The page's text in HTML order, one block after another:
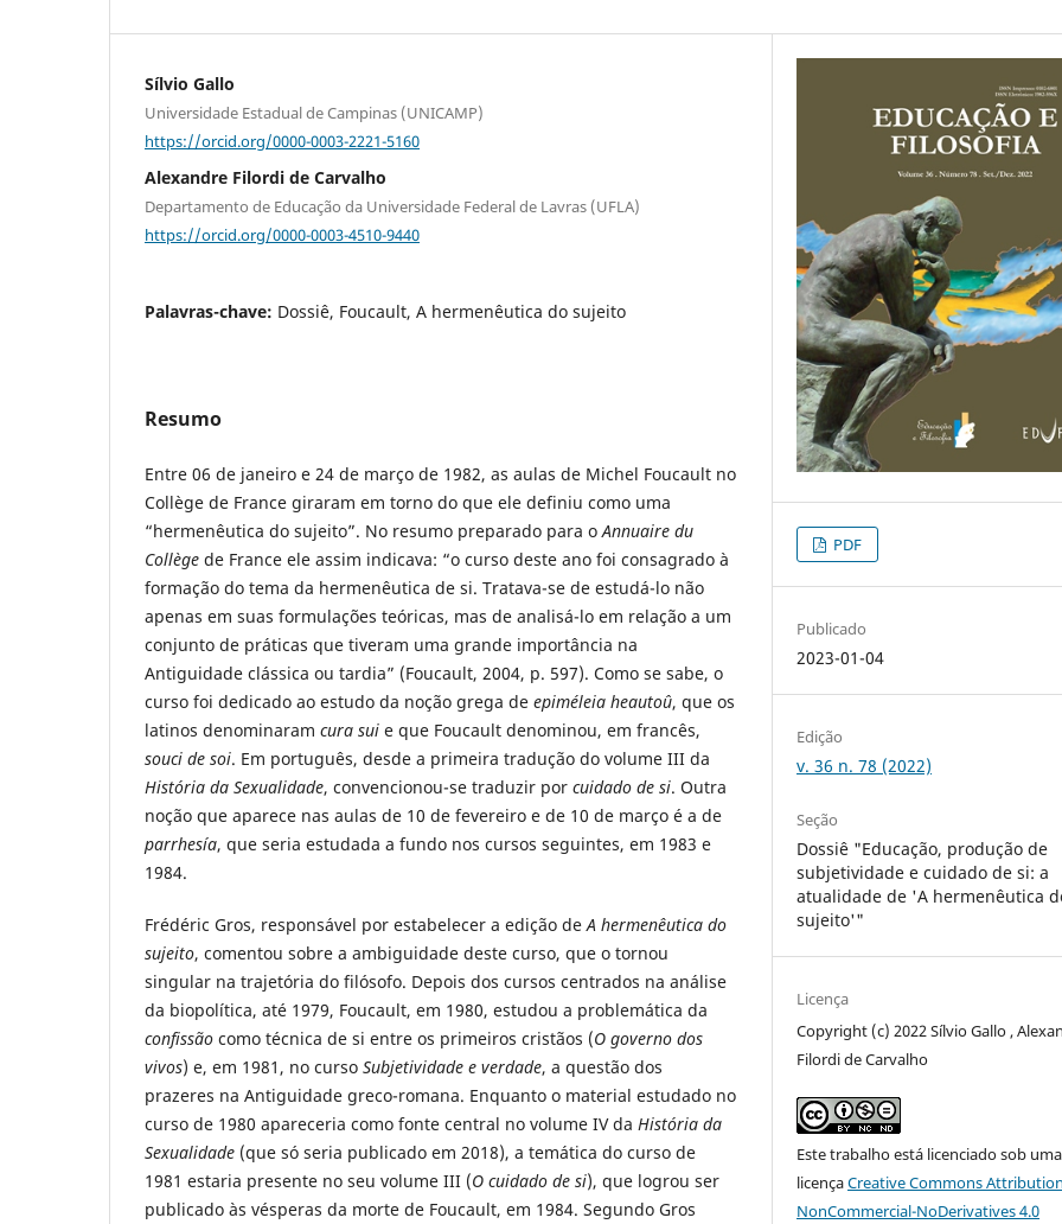
Sílvio Gallo
Universidade Estadual de Campinas (UNICAMP)
https://orcid.org/0000-0003-2221-5160
Alexandre Filordi de Carvalho
Departamento de Educação da Universidade Federal de Lavras (UFLA)
https://orcid.org/0000-0003-4510-9440
Palavras-chave: Dossiê, Foucault, A hermenêutica do sujeito
Resumo
Entre 06 de janeiro e 24 de março de 1982, as aulas de Michel Foucault no
Collège de France giraram em torno do que ele definiu como uma
“hermenêutica do sujeito”. No resumo preparado para oAnnuaire du
Collège de France ele assim indicava: “o curso deste ano foi consagrado à
formação do tema da hermenêutica de si. Tratava-se de estudá-lo não
apenas em suas formulações teóricas, mas de analisá-lo em relação a um
conjunto de práticas que tiveram uma grande importância na
Antiguidade clássica ou tardia” (Foucault, 2004, p. 597). Como se sabe, o
curso foi dedicado ao estudo da noção grega de epiméleia heautoû, que os
latinos denominaram cura sui e que Foucault denominou, em francês,
souci de soi. Em português, desde a primeira tradução do volume III da
História da Sexualidade, convencionou-se traduzir por cuidado de si. Outra
noção que aparece nas aulas de 10 de fevereiro e de 10 de março é a de
parrhesía, que seria estudada a fundo nos cursos seguintes, em 1983 e
1984.
Frédéric Gros, responsável por estabelecer a edição deA hermenêutica do
sujeito, comentou sobre a ambiguidade deste curso, que o tornou
singular na trajetória do filósofo. Depois dos cursos centrados na análise
da biopolítica, até 1979, Foucault, em 1980, estudou a problemática da
confissão como técnica de si entre os primeiros cristãos (O governo dos
vivos) e, em 1981, no curso Subjetividade e verdade, a questão dos
prazeres na Antiguidade greco-romana. Enquanto o material estudado no
curso de 1980 apareceria como fonte central no volume IV da História da
Sexualidade (que só seria publicado em 2018), a temática do curso de
1981 estaria presente no seu volume III (O cuidado de si), que logrou ser
publicado às vésperas da morte de Foucault, em 1984. Segundo Gros
PDF
Publicado
2023-01-04
Edição
v. 36 n. 78 (2022)
Seção
Dossiê "Educação, produção de
subjetividade e cuidado de si: a
atualidade de 'A hermenêutica
sujeito'"
Licença
Copyright (c) 2022 Sílvio Gallo ,
Filordi de Carvalho
Este trabalho está licenciado sob uma
licençaCreative Commons
NonCommercial-NoDerivatives 4.0